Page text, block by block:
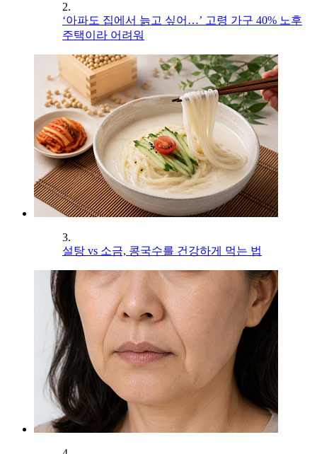
2.
‘아파도 집에서 늙고 싶어…’ 고령 가구 40% 노후
주택이라 어려워
3.
설탕 vs 소금, 콩국수를 건강하게 먹는 법